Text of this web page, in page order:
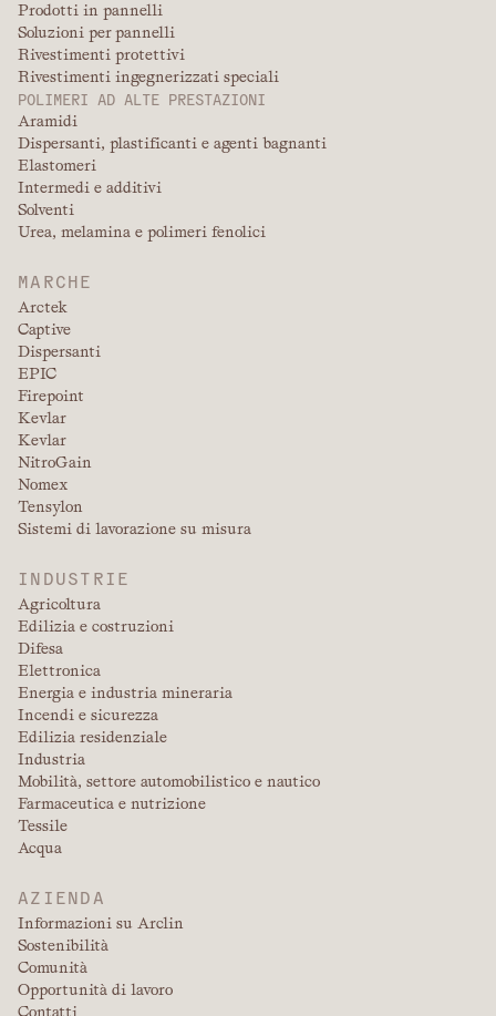
Prodotti in pannelli
Soluzioni per pannelli
Rivestimenti protettivi
Rivestimenti ingegnerizzati speciali
POLIMERI AD ALTE PRESTAZIONI
Aramidi
Dispersanti, plastificanti e agenti bagnanti
Elastomeri
Intermedi e additivi
Solventi
Urea, melamina e polimeri fenolici
MARCHE
Arctek
Captive
Dispersanti
EPIC
Firepoint
Kevlar
Kevlar
NitroGain
Nomex
Tensylon
Sistemi di lavorazione su misura
INDUSTRIE
Agricoltura
Edilizia e costruzioni
Difesa
Elettronica
Energia e industria mineraria
Incendi e sicurezza
Edilizia residenziale
Industria
Mobilità, settore automobilistico e nautico
Farmaceutica e nutrizione
Tessile
Acqua
AZIENDA
Informazioni su Arclin
Sostenibilità
Comunità
Opportunità di lavoro
Contatti